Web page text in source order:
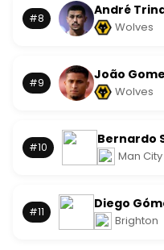
#8
André
Wolves
#9
João
Wolves
#10
Bernardo
Man City
#11
Diego
Brighton